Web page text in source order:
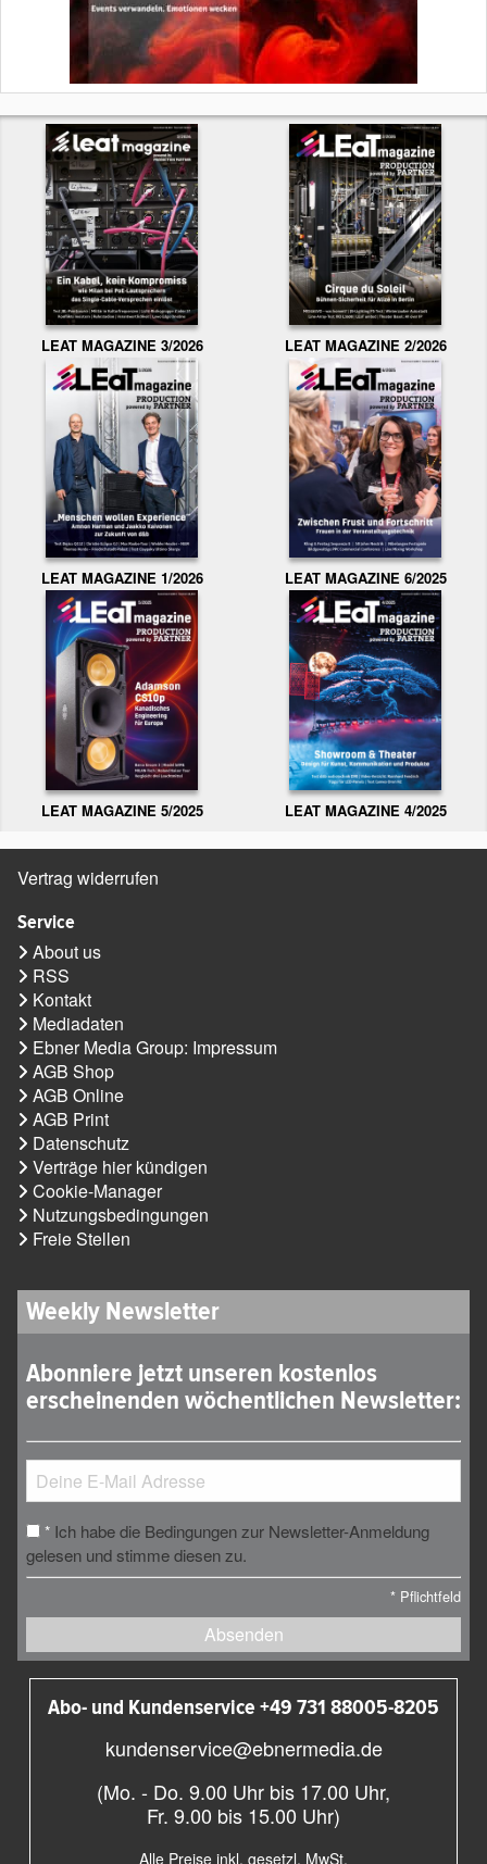
LEAT MAGAZINE 3/2026 LEAT MAGAZINE 2/2026
LEAT MAGAZINE 1/2026 LEAT MAGAZINE 6/2025
LEAT MAGAZINE 5/2025 LEAT MAGAZINE 4/2025
Vertrag widerrufen
Service
About us
RSS
Kontakt
Mediadaten
Ebner Media Group: Impressum
AGB Shop
AGB Online
AGB Print
Datenschutz
Verträge hier kündigen
Cookie-Manager
Nutzungsbedingungen
Freie Stellen
Weekly Newsletter
Abonniere jetzt unseren kostenlos
erscheinenden wöchentlichen Newsletter:
* Ich habe die Bedingungen zur Newsletter-Anmeldung
gelesen und stimme diesen zu.
* Pflichtfeld
Absenden
Abo- und Kundenservice +49 731 88005-8205
kundenservice@ebnermedia.de
(Mo. - Do. 9.00 Uhr bis 17.00 Uhr,
Fr. 9.00 bis 15.00 Uhr)
Alle Preise inkl. gesetzl. MwSt.